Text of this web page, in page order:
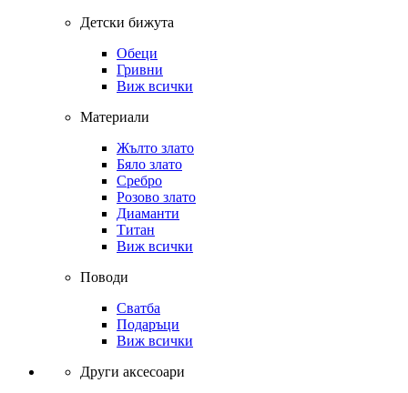
Детски бижута
Обеци
Гривни
Виж всички
Материали
Жълто злато
Бяло злато
Сребро
Розово злато
Диаманти
Титан
Виж всички
Поводи
Сватба
Подаръци
Виж всички
Други аксесоари